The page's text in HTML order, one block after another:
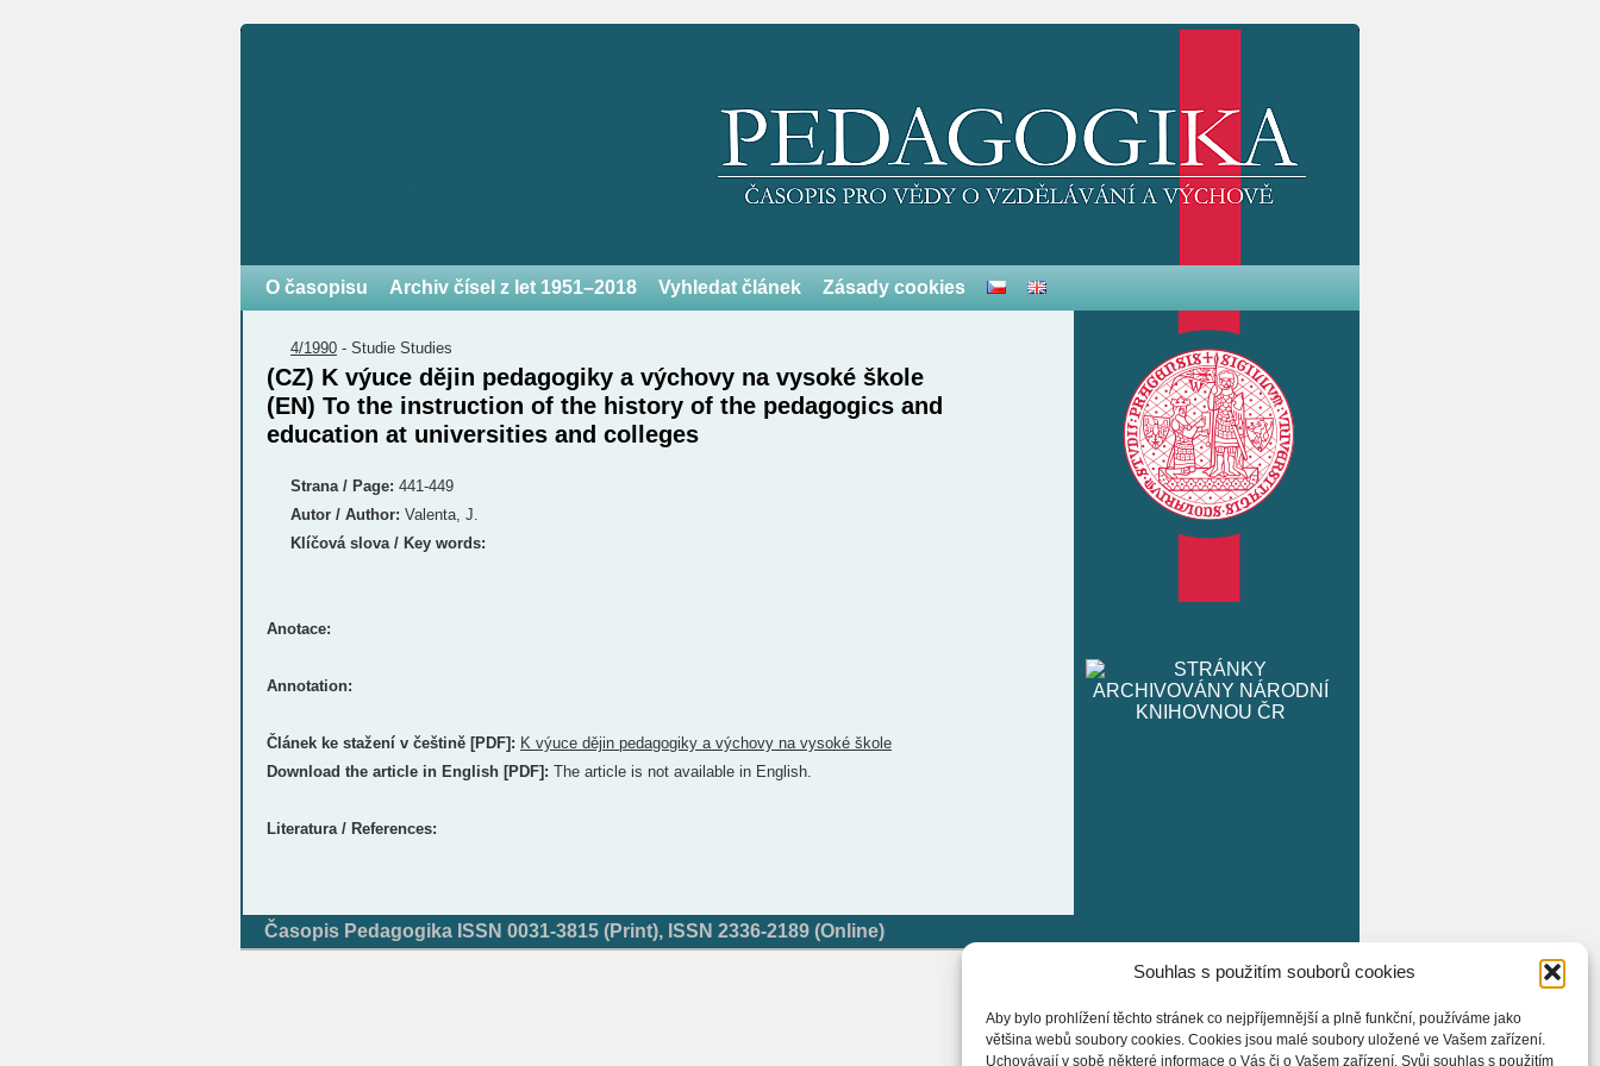
Souhlas s použitím souborů cookies
Aby bylo prohlížení těchto stránek co nejpříjemnější a plně funkční, používáme jako
většina webů soubory cookies. Cookies jsou malé soubory uložené ve Vašem zařízení.
Uchovávají v sobě některé informace o Vás či o Vašem zařízení. Svůj souhlas s použitím
O časopisu Archiv čísel z let 1951–2018 Vyhledat článek Zásady cookies
4/1990 - Studie Studies
(CZ) K výuce dějin pedagogiky a výchovy na vysoké škole
(EN) To the instruction of the history of the pedagogics and
education at universities and colleges
Strana / Page: 441-449
Autor / Author: Valenta, J.
Klíčová slova / Key words:
Anotace:
Annotation:
Článek ke stažení v češtině [PDF]: K výuce dějin pedagogiky a výchovy na vysoké škole
Download the article in English [PDF]: The article is not available in English.
Literatura / References:
Časopis Pedagogika ISSN 0031-3815 (Print), ISSN 2336-2189 (Online)